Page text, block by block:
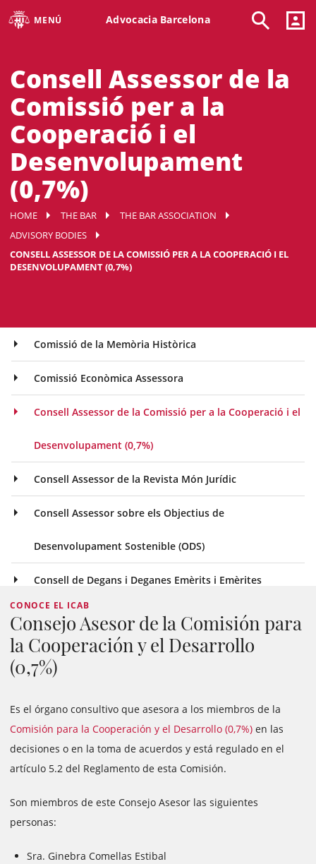
MENÚ Advocacia Barcelona
Consell Assessor de la
Comissió per a la
Cooperació i el
Desenvolupament
(0,7%)
HOME THE BAR
THE BAR ASSOCIATION
ADVISORY BODIES
CONSELL ASSESSOR DE LA COMISSIÓ PER A LA COOPERACIÓ I EL
DESENVOLUPAMENT (0,7%)
Comissió de la Memòria Històrica
Comissió Econòmica Assessora
Consell Assessor de la Comissió per a la Cooperació i el
Desenvolupament (0,7%)
Consell Assessor de la Revista Món Jurídic
Consell Assessor sobre els Objectius de
Desenvolupament Sostenible (ODS)
Consell de Degans i Deganes Emèrits i Emèrites
CONOCE EL ICAB
Consejo Asesor de la Comisión para
la Cooperación y el Desarrollo
(0,7%)
Es el órgano consultivo que asesora a los miembros de la
Comisión para la Cooperación y el Desarrollo (0,7%) en las
decisiones o en la toma de acuerdos y está regulado en el
artículo 5.2 del Reglamento de esta Comisión.
Son miembros de este Consejo Asesor las siguientes
personas:
Sra. Ginebra Comellas Estibal